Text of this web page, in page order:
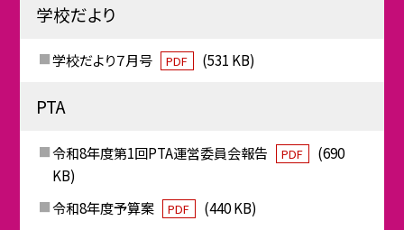
学校だより
学校だより７月号 PDF (531 KB)
PTA
令和8年度第1回PTA運営委員会報告 PDF
(690
KB)
令和8年度予算案
PDF
(440 KB)